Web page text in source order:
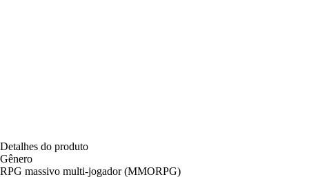
Detalhes do produto
Gênero
RPG massivo multi-jogador (MMORPG)